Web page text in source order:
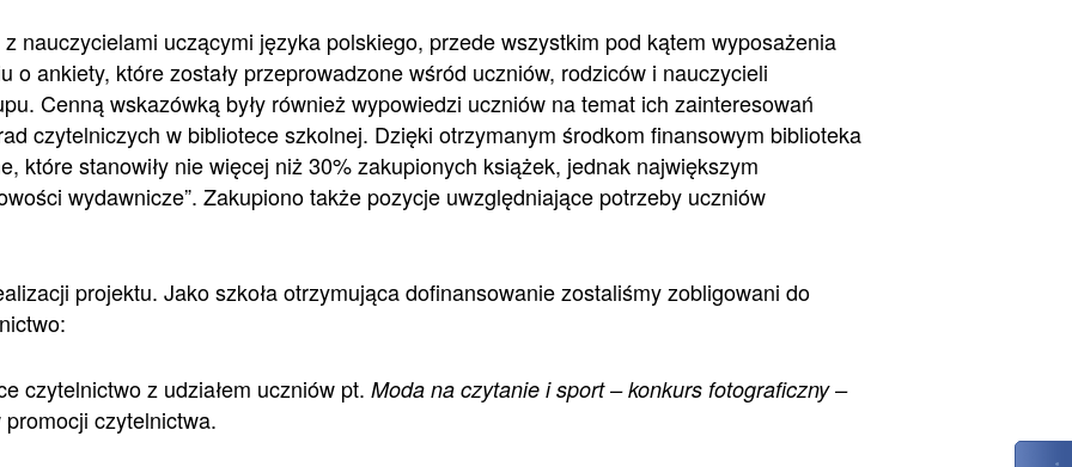
nauczycielami uczącymi języka polskiego, przede wszystkim pod kątem wyposażenia
o ankiety, które zostały przeprowadzone wśród uczniów, rodziców i nauczycieli
Cenną wskazówką były również wypowiedzi uczniów na temat ich zainteresowań
czytelniczych w bibliotece szkolnej. Dzięki otrzymanym środkom finansowym biblioteka
które stanowiły nie więcej niż 30% zakupionych książek, jednak największym
wydawnicze”. Zakupiono także pozycje uwzględniające potrzeby uczniów
projektu. Jako szkoła otrzymująca dofinansowanie zostaliśmy zobligowani do
czytelnictwo z udziałem uczniów pt. Moda na czytanie i sport – konkurs fotograficzny –
czytelnictwa.